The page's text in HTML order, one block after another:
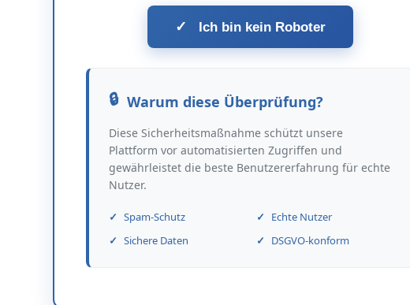
✓ Ich bin kein Roboter
Warum diese Überprüfung?
Diese Sicherheitsmaßnahme schützt unsere
Plattform vor automatisierten Zugriffen und
gewährleistet die beste Benutzererfahrung für echte
Nutzer.
Spam-Schutz
Echte Nutzer
Sichere Daten
DSGVO-konform